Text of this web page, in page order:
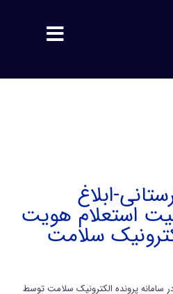
ابلاغ
استعلام هویت
سلامت
سامانه پرونده الکترونیک سلامت توسط